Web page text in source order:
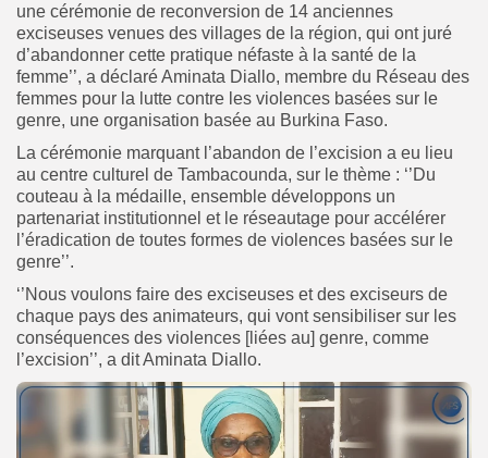
une cérémonie de reconversion de 14 anciennes
exciseuses venues des villages de la région, qui ont juré
d’abandonner cette pratique néfaste à la santé de la
femme’’, a déclaré Aminata Diallo, membre du Réseau des
femmes pour la lutte contre les violences basées sur le
genre, une organisation basée au Burkina Faso.
La cérémonie marquant l’abandon de l’excision a eu lieu
au centre culturel de Tambacounda, sur le thème : ‘’Du
couteau à la médaille, ensemble développons un
partenariat institutionnel et le réseautage pour accélérer
l’éradication de toutes formes de violences basées sur le
genre’’.
‘’Nous voulons faire des exciseuses et des exciseurs de
chaque pays des animateurs, qui vont sensibiliser sur les
conséquences des violences [liées au] genre, comme
l’excision’’, a dit Aminata Diallo.